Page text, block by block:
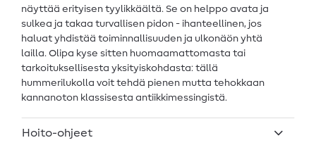
näyttää erityisen tyylikkäältä. Se on helppo avata ja
sulkea ja takaa turvallisen pidon - ihanteellinen, jos
haluat yhdistää toiminnallisuuden ja ulkonäön yhtä
lailla. Olipa kyse sitten huomaamattomasta tai
tarkoituksellisesta yksityiskohdasta: tällä
hummerilukolla voit tehdä pienen mutta tehokkaan
kannanoton klassisesta antiikkimessingistä.
Hoito-ohjeet